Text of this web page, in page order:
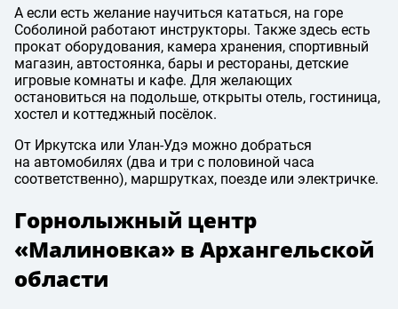
А если есть желание научиться кататься, на горе
Соболиной работают инструкторы. Также здесь есть
прокат оборудования, камера хранения, спортивный
магазин, автостоянка, бары и рестораны, детские
игровые комнаты и кафе. Для желающих
остановиться на подольше, открыты отель, гостиница,
хостел и коттеджный посёлок.
От Иркутска или Улан-Удэ можно добраться
на автомобилях (два и три с половиной часа
соответственно), маршрутках, поезде или электричке.
Горнолыжный центр
«Малиновка» в Архангельской
области